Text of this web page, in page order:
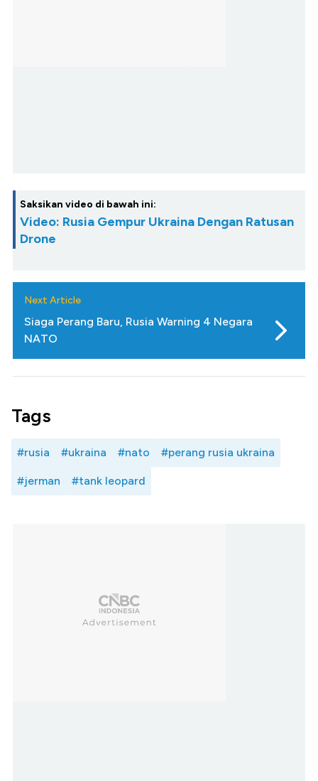
Saksikan video di bawah ini:
Video: Rusia Gempur Ukraina Dengan Ratusan
Drone
Next Article
Siaga Perang Baru, Rusia Warning 4 Negara
NATO
Tags
#rusia #ukraina #nato #perang rusia ukraina
#jerman #tank leopard